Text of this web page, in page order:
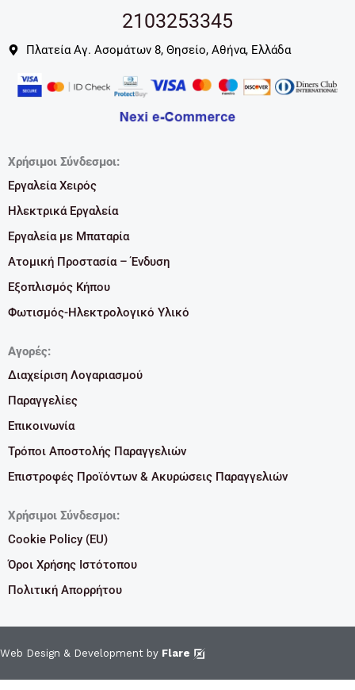
2103253345
Πλατεία Αγ. Ασομάτων 8, Θησείο, Αθήνα, Ελλάδα
Χρήσιμοι Σύνδεσμοι:
Εργαλεία Χειρός
Ηλεκτρικά Εργαλεία
Εργαλεία με Μπαταρία
Ατομική Προστασία – Ένδυση
Εξοπλισμός Κήπου
Φωτισμός-Ηλεκτρολογικό Υλικό
Αγορές:
Διαχείριση Λογαριασμού
Παραγγελίες
Επικοινωνία
Τρόποι Αποστολής Παραγγελιών
Επιστροφές Προϊόντων & Ακυρώσεις Παραγγελιών
Χρήσιμοι Σύνδεσμοι:
Cookie Policy (EU)
Όροι Χρήσης Ιστότοπου
Πολιτική Απορρήτου
Web Design & Development by Flare